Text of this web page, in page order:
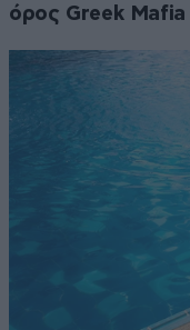
όρος Greek Mafia